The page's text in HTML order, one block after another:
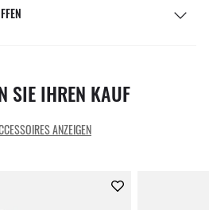
SIE IHREN KAUF
ANZEIGEN